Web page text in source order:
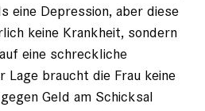
eine Depression, aber diese
keine Krankheit, sondern
eine schreckliche
Lage braucht die Frau keine
Geld am Schicksal